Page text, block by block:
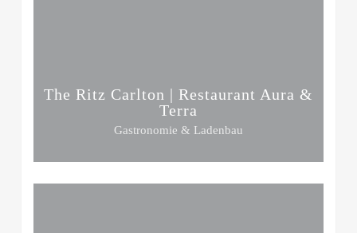
The Ritz Carlton | Restaurant Aura &
Terra
Gastronomie & Ladenbau